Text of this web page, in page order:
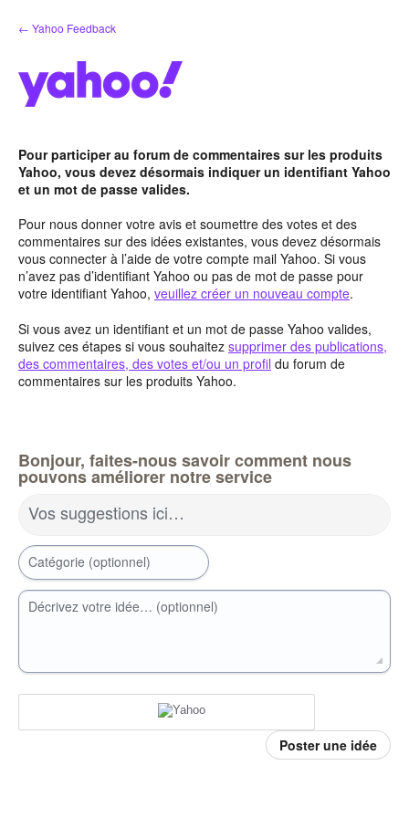
Aller
au
← Yahoo Feedback
Pour participer au forum de commentaires sur les produits
Yahoo, vous devez désormais indiquer un identifiant Yahoo
et un mot de passe valides.
Pour nous donner votre avis et soumettre des votes et des
commentaires sur des idées existantes, vous devez désormais
vous connecter à l’aide de votre compte mail Yahoo. Si vous
n’avez pas d’identifiant Yahoo ou pas de mot de passe pour
votre identifiant Yahoo, veuillez créer un nouveau compte.
Si vous avez un identifiant et un mot de passe Yahoo valides,
suivez ces étapes si vous souhaitez supprimer des publications,
des commentaires, des votes et/ou un profil du forum de
commentaires sur les produits Yahoo.
Bonjour, faites-nous savoir comment nous
pouvons améliorer notre service
Vos suggestions ici…
Catégorie (optionnel)
Décrivez votre idée… (optionnel)
Poster une idée